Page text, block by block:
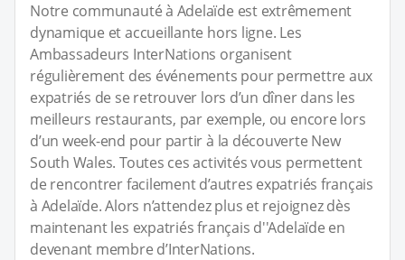
Notre communauté à Adelaïde est extrêmement
dynamique et accueillante hors ligne. Les
Ambassadeurs InterNations organisent
régulièrement des événements pour permettre aux
expatriés de se retrouver lors d’un dîner dans les
meilleurs restaurants, par exemple, ou encore lors
d’un week-end pour partir à la découverte New
South Wales. Toutes ces activités vous permettent
de rencontrer facilement d’autres expatriés français
à Adelaïde. Alors n’attendez plus et rejoignez dès
maintenant les expatriés français d''Adelaïde en
devenant membre d’InterNations.